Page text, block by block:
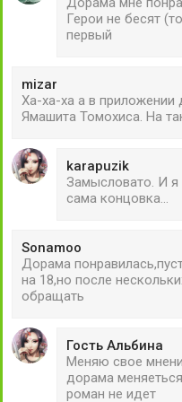
Герои не бесят
первый
mizar
Ха-ха-ха а в приложении
Ямашита Томохиса. На
karapuzik
Замысловато. И я
сама концовка...
Sonamoo
Дорама
на 18,но после
обращать
Гость Альбина
Меняю свое
дорама
роман не идет